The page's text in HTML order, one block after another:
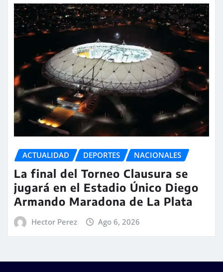
ACTUALIDAD DEPORTES NACIONALES
La final del Torneo Clausura se
jugará en el Estadio Único Diego
Armando Maradona de La Plata
Hector Perez Ago 6, 2026